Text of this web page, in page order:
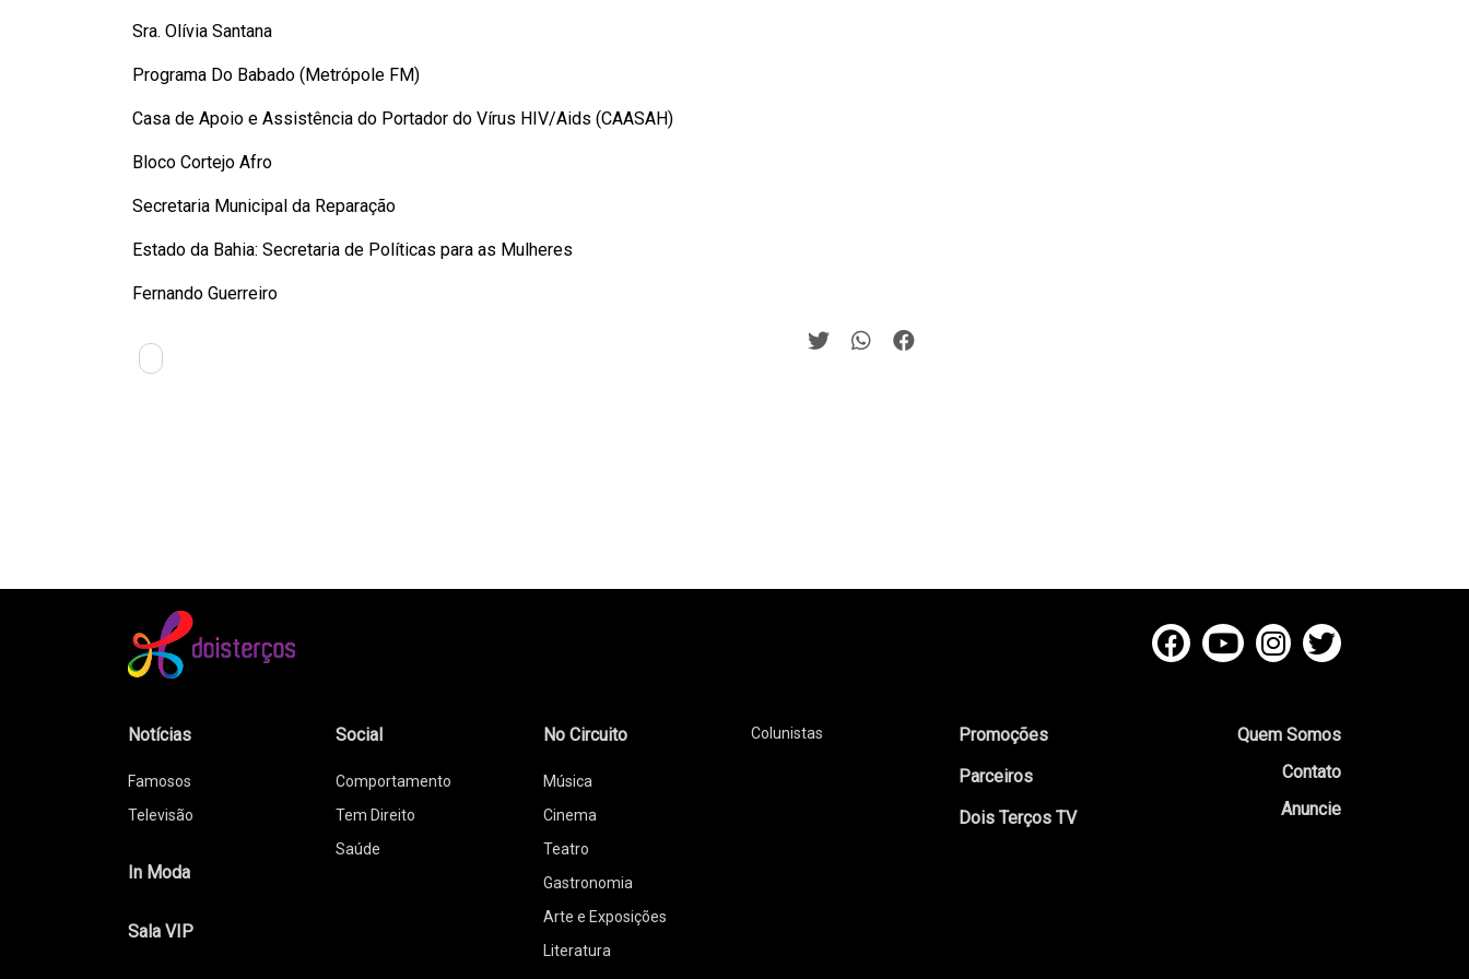
Sra. Olívia Santana
Programa Do Babado (Metrópole FM)
Casa de Apoio e Assistência do Portador do Vírus HIV/Aids (CAASAH)
Bloco Cortejo Afro
Secretaria Municipal da Reparação
Estado da Bahia: Secretaria de Políticas para as Mulheres
Fernando Guerreiro
Notícias
Famosos
Televisão
In Moda
Sala VIP
Social
Comportamento
Tem Direito
Saúde
No Circuito
Música
Cinema
Teatro
Gastronomia
Arte e Exposições
Literatura
Colunistas
Promoções
Parceiros
Dois Terços TV
Quem Somos
Contato
Anuncie